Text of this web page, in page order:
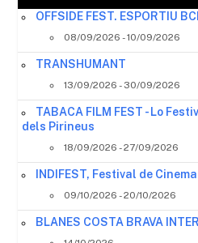
OFFSIDE FEST. ESPORTIU
08/09/2026 - 10/09/2026
TRANSHUMANT
13/09/2026 - 30/09/2026
TABACA FILM FEST - Lo
dels Pirineus
18/09/2026 - 27/09/2026
INDIFEST, Festival de
09/10/2026 - 20/10/2026
BLANES COSTA BRAVA